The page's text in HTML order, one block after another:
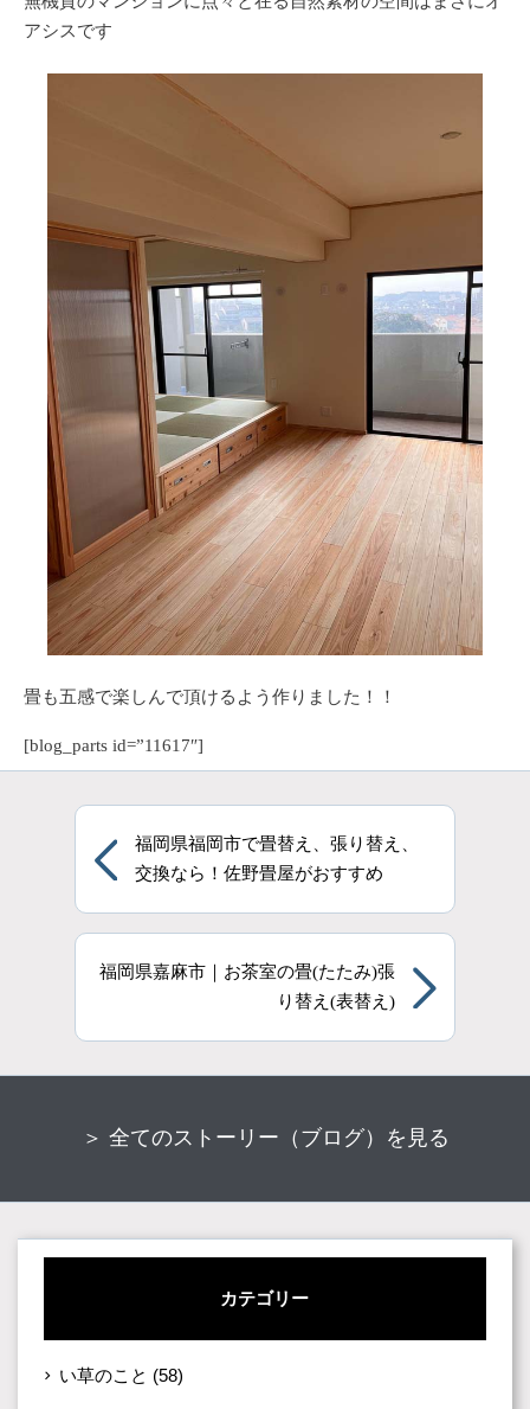
アシスです
畳も五感で楽しんで頂けるよう作りました！！
[blog_parts id=”11617″]
福岡県福岡市で畳替え、張り替え、
交換なら！佐野畳屋がおすすめ
福岡県嘉麻市｜お茶室の畳(たたみ)張
り替え(表替え)
＞ 全てのストーリー（ブログ）を見る
カテゴリー
い草のこと (58)